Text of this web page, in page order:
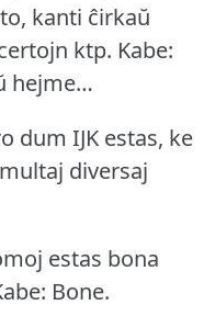
kanti ĉirkaŭ
ktp. Kabe:
hejme…
dum IJK estas, ke
diversaj
estas bona
Bone.